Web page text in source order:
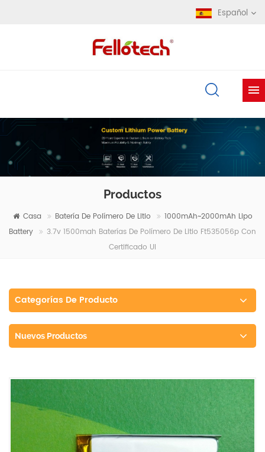
Español
Productos
Casa Batería De Polímero De Litio
1000mAh~2000mAh Lipo
Battery
3.7v 1500mah Baterías De Polímero De Litio Ft535056p Con
Certificado Ul
Categorías De Producto
Nuevos Productos